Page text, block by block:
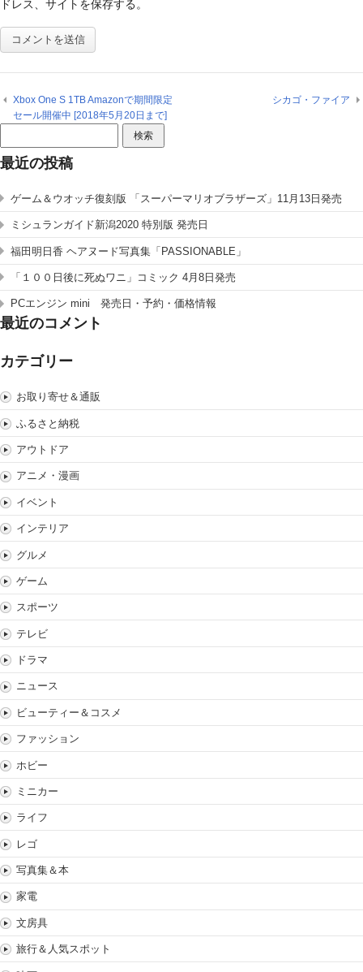
ドレス、サイトを保存する。
Xbox One S 1TB Amazonで期間限定
セール開催中 [2018年5月20日まで]
シカゴ・ファイア
索:
最近の投稿
ゲーム＆ウオッチ復刻版 「スーパーマリオブラザーズ」11月13日発売
ミシュランガイド新潟2020 特別版 発売日
福田明日香 ヘアヌード写真集「PASSIONABLE」
「１００日後に死ぬワニ」コミック 4月8日発売
PCエンジン mini 発売日・予約・価格情報
最近のコメント
カテゴリー
お取り寄せ＆通販
ふるさと納税
アウトドア
アニメ・漫画
イベント
インテリア
グルメ
ゲーム
スポーツ
テレビ
ドラマ
ニュース
ビューティー＆コスメ
ファッション
ホビー
ミニカー
ライフ
レゴ
写真集＆本
家電
文房具
旅行＆人気スポット